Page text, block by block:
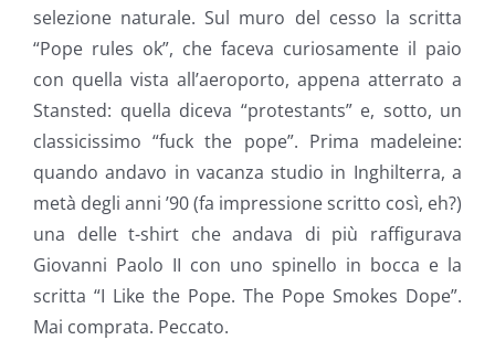
selezione naturale. Sul muro del cesso la scritta
“Pope rules ok”, che faceva curiosamente il paio
con quella vista all’aeroporto, appena atterrato a
Stansted: quella diceva “protestants” e, sotto, un
classicissimo “fuck the pope”. Prima madeleine:
quando andavo in vacanza studio in Inghilterra, a
metà degli anni ’90 (fa impressione scritto così, eh?)
una delle t-shirt che andava di più raffigurava
Giovanni Paolo II con uno spinello in bocca e la
scritta “I Like the Pope. The Pope Smokes Dope”.
Mai comprata. Peccato.